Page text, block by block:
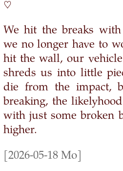
♡
We hit the breaks
we no longer have to
hit the wall, our
shreds us into little
die from the impact,
breaking, the
with just some broken
higher.
[2026-05-18 Mo]